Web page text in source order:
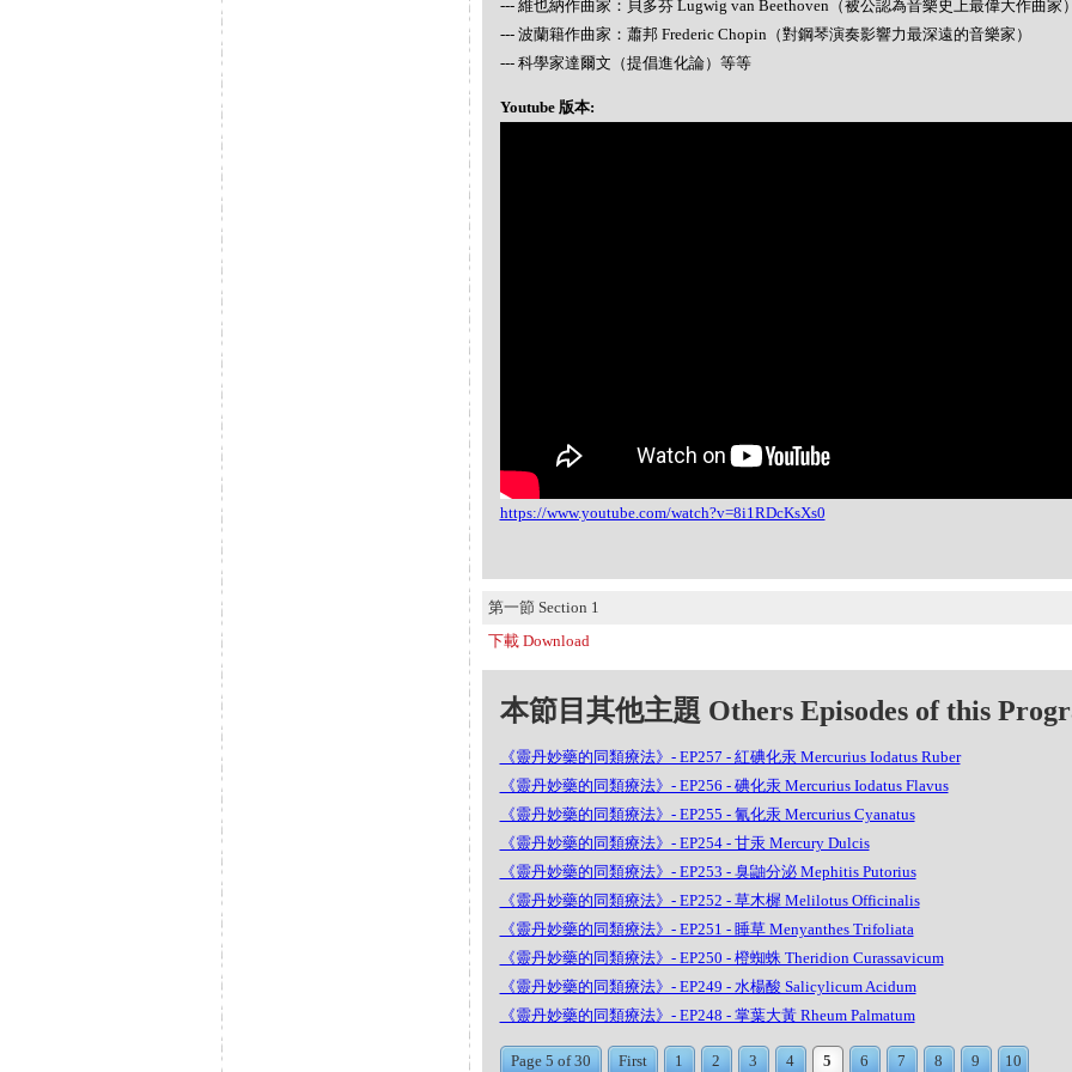
--- 維也納作曲家：貝多芬 Lugwig van Beethoven（被公認為音樂史上最偉大作曲家
--- 波蘭籍作曲家：蕭邦 Frederic Chopin（對鋼琴演奏影響力最深遠的音樂家）
--- 科學家達爾文（提倡進化論）等等
Youtube 版本:
https://www.youtube.com/watch?v=8i1RDcKsXs0
第一節 Section 1
下載 Download
本節目其他主題 Others Episodes of this
《靈丹妙藥的同類療法》- EP257 - 紅碘化汞 Mercurius Iodatus Ruber
《靈丹妙藥的同類療法》- EP256 - 碘化汞 Mercurius Iodatus Flavus
《靈丹妙藥的同類療法》- EP255 - 氰化汞 Mercurius Cyanatus
《靈丹妙藥的同類療法》- EP254 - 甘汞 Mercury Dulcis
《靈丹妙藥的同類療法》- EP253 - 臭鼬分泌 Mephitis Putorius
《靈丹妙藥的同類療法》- EP252 - 草木樨 Melilotus Officinalis
《靈丹妙藥的同類療法》- EP251 - 睡草 Menyanthes Trifoliata
《靈丹妙藥的同類療法》- EP250 - 橙蜘蛛 Theridion Curassavicum
《靈丹妙藥的同類療法》- EP249 - 水楊酸 Salicylicum Acidum
《靈丹妙藥的同類療法》- EP248 - 掌葉大黃 Rheum Palmatum
Page 5 of 30 First 1 2 3 4 5 6 7 8 9 10